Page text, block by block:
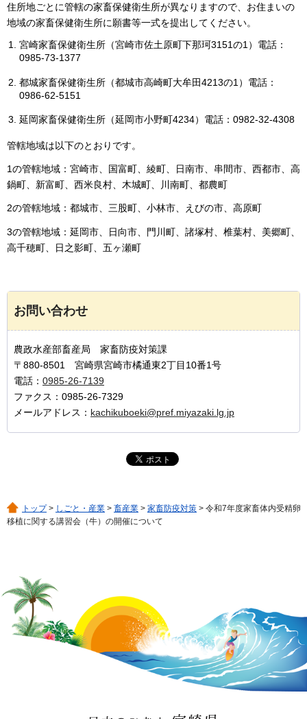
住所地ごとに管轄の家畜保健衛生所が異なりますので、お住まいの
地域の家畜保健衛生所に願書等一式を提出してください。
宮崎家畜保健衛生所（宮崎市佐土原町下那珂3151の1）電話：
0985-73-1377
都城家畜保健衛生所（都城市高崎町大牟田4213の1）電話：
0986-62-5151
延岡家畜保健衛生所（延岡市小野町4234）電話：0982-32-4308
管轄地域は以下のとおりです。
1の管轄地域：宮崎市、国富町、綾町、日南市、串間市、西都市、高
鍋町、新富町、西米良村、木城町、川南町、都農町
2の管轄地域：都城市、三股町、小林市、えびの市、高原町
3の管轄地域：延岡市、日向市、門川町、諸塚村、椎葉村、美郷町、
高千穂町、日之影町、五ヶ瀬町
お問い合わせ
農政水産部畜産局 家畜防疫対策課
〒880-8501 宮崎県宮崎市橘通東2丁目10番1号
電話： 0985-26-7139
ファクス：0985-26-7329
メールアドレス： kachikuboeki@pref.miyazaki.lg.jp
トップ> しごと・産業 > 畜産業 > 家畜防疫対策 > 令和7年度家畜体内受精卵
移植に関する講習会（牛）の開催について